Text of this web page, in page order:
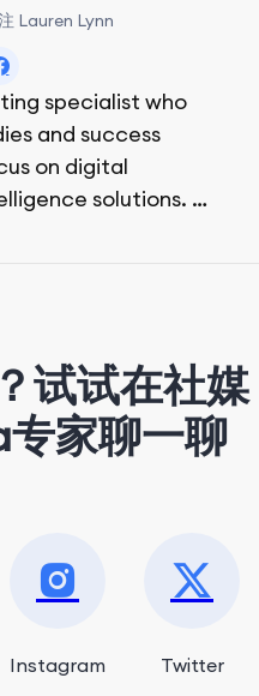
Lauren Lynn
specialist who
and success
on digital
solutions.
试试在社媒
家聊一聊
Instagram Twitter